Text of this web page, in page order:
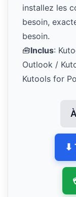
installez les
besoin,
besoin.
🧰Inclus:
Outlook /
Kutools for
⬇